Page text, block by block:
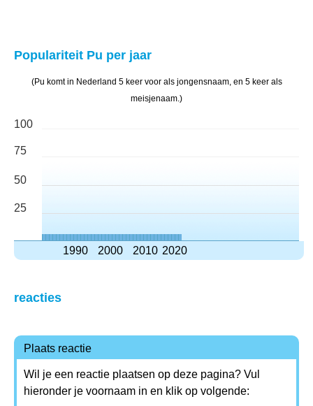
Populariteit Pu per jaar
(Pu komt in Nederland 5 keer voor als jongensnaam, en 5 keer als
meisjenaam.)
100
75
50
25
1990 2000 2010 2020
reacties
Plaats reactie
Wil je een reactie plaatsen op deze pagina? Vul
hieronder je voornaam in en klik op volgende: